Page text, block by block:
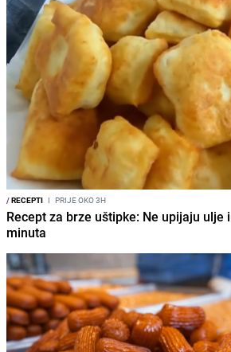
/RECEPTI I PRIJE OKO 3H
Recept za brze uštipke: Ne upijaju ulje
minuta